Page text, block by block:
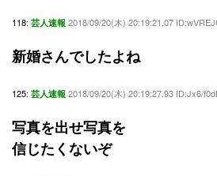
118: 芸人速報 2018/09/20(木) 20:19:21.07
新婚さんでしたよね
125: 芸人速報 2018/09/20(木) 20:19:27.93 ID:Jx6/
写真を出せ写真を
信じたくないぞ